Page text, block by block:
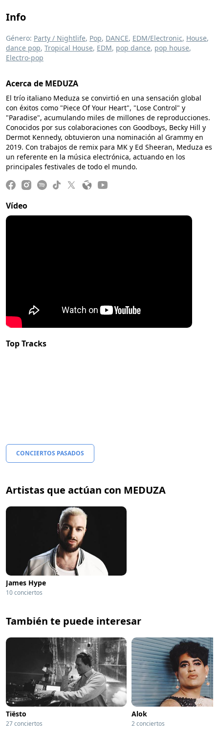
Info
Género: Party / Nightlife, Pop, DANCE, EDM/Electronic, House,
dance pop, Tropical House, EDM, pop dance, pop house,
Electro-pop
Acerca de MEDUZA
El trío italiano Meduza se convirtió en una sensación global
con éxitos como "Piece Of Your Heart", "Lose Control" y
"Paradise", acumulando miles de millones de reproducciones.
Conocidos por sus colaboraciones con Goodboys, Becky Hill y
Dermot Kennedy, obtuvieron una nominación al Grammy en
2019. Con trabajos de remix para MK y Ed Sheeran, Meduza es
un referente en la música electrónica, actuando en los
principales festivales de todo el mundo.
Vídeo
Top Tracks
CONCIERTOS PASADOS
Artistas que actúan con MEDUZA
James Hype
10 conciertos
También te puede interesar
Tiësto
27 conciertos
Alok
2 conciertos